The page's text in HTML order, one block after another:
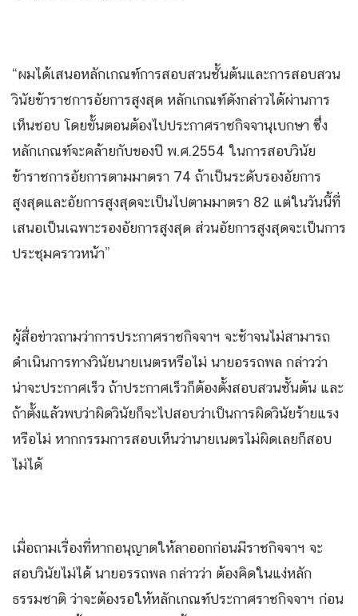
“ผมได้เสนอหลักเกณฑ์การสอบสวนชั้นต้นและการสอบสวน
วินัยข้าราชการอัยการสูงสุด หลักเกณฑ์ดังกล่าวได้ผ่านการ
เห็นชอบ โดยขั้นตอนต้องไปประกาศราชกิจจานุเบกษา ซึ่ง
หลักเกณฑ์จะคล้ายกับของปี พ.ศ.2554 ในการสอบวินัย
ข้าราชการอัยการตามมาตรา 74 ถ้าเป็นระดับรองอัยการ
สูงสุดและอัยการสูงสุดจะเป็นไปตามมาตรา 82 แต่ในวันนี้ที่
เสนอเป็นเฉพาะรองอัยการสูงสุด ส่วนอัยการสูงสุดจะเป็นการ
ประชุมคราวหน้า”
ผู้สื่อข่าวถามว่าการประกาศราชกิจจาฯ จะช้าจนไม่สามารถ
ดำเนินการทางวินัยนายเนตรหรือไม่ นายอรรถพล กล่าวว่า
น่าจะประกาศเร็ว ถ้าประกาศเร็วก็ต้องตั้งสอบสวนชั้นต้น และ
ถ้าตั้งแล้วพบว่าผิดวินัยก็จะไปสอบว่าเป็นการผิดวินัยร้ายแรง
หรือไม่ หากกรรมการสอบเห็นว่านายเนตรไม่ผิดเลยก็สอบ
ไม่ได้
เมื่อถามเรื่องที่หากอนุญาตให้ลาออกก่อนมีราชกิจจาฯ จะ
สอบวินัยไม่ได้ นายอรรถพล กล่าวว่า ต้องคิดในแง่หลัก
ธรรมชาติ ว่าจะต้องรอให้หลักเกณฑ์ประกาศราชกิจจาฯ ก่อน